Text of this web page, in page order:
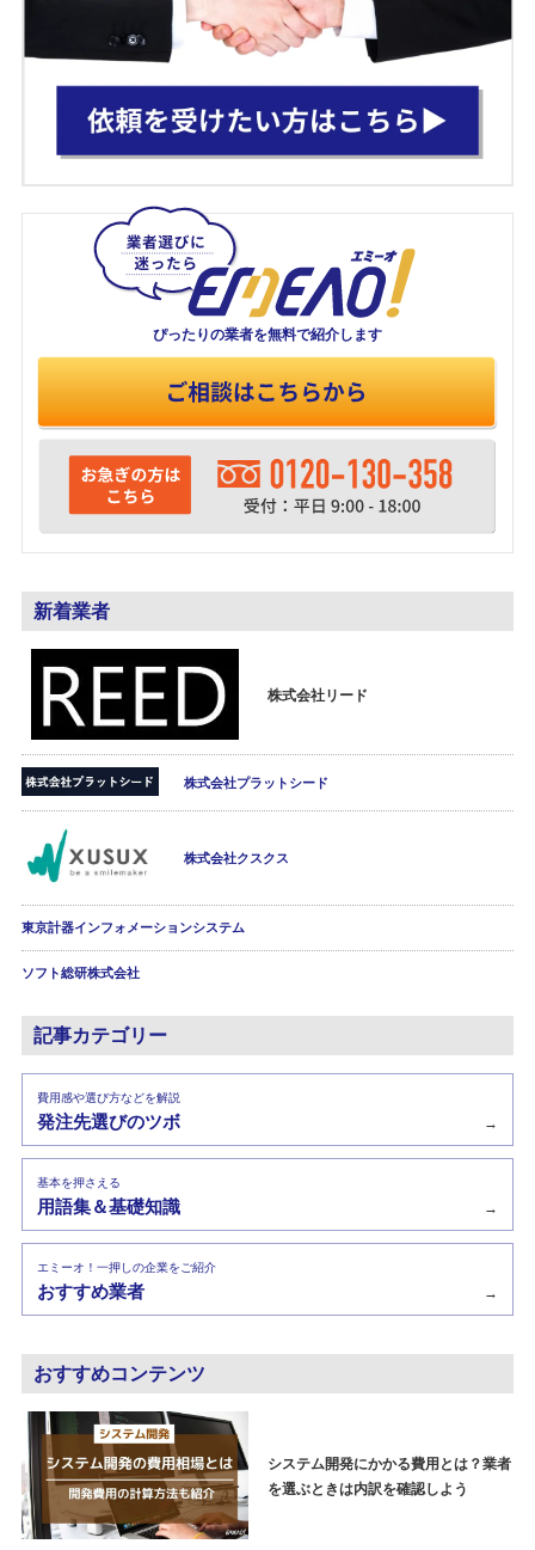
ぴったりの業者を無料で紹介します
新着業者
株式会社リード
株式会社プラットシード
株式会社クスクス
東京計器インフォメーションシステム
ソフト総研株式会社
記事カテゴリー
費用感や選び方などを解説
発注先選びのツボ →
基本を押さえる
用語集＆基礎知識 →
エミーオ！一押しの企業をご紹介
おすすめ業者 →
おすすめコンテンツ
システム開発にかかる費用とは？業者
を選ぶときは内訳を確認しよう